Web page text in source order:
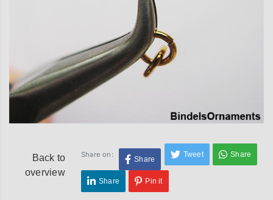
Back to
overview
Share on:
Share
Tweet Share
Share Pin it